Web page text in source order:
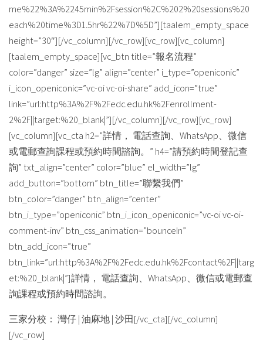
me%22%3A%2245min%2Fsession%2C%202%20sessions%20
each%20time%3D1.5hr%22%7D%5D”][taalem_empty_space
height=”30″][/vc_column][/vc_row][vc_row][vc_column]
[taalem_empty_space][vc_btn title=”報名流程”
color=”danger” size=”lg” align=”center” i_type=”openiconic”
i_icon_openiconic=”vc-oi vc-oi-share” add_icon=”true”
link=”url:http%3A%2F%2Fedc.edu.hk%2Fenrollment-
2%2F||target:%20_blank|”][/vc_column][/vc_row][vc_row]
[vc_column][vc_cta h2=”詳情， 電話查詢、WhatsApp、微信
或電郵查詢課程或預約時間諮詢。” h4=”請預約時間登記查
詢” txt_align=”center” color=”blue” el_width=”lg”
add_button=”bottom” btn_title=”聯繫我們”
btn_color=”danger” btn_align=”center”
btn_i_type=”openiconic” btn_i_icon_openiconic=”vc-oi vc-oi-
comment-inv” btn_css_animation=”bounceIn”
btn_add_icon=”true”
btn_link=”url:http%3A%2F%2Fedc.edu.hk%2Fcontact%2F||targ
et:%20_blank|”]詳情， 電話查詢、WhatsApp、微信或電郵查
詢課程或預約時間諮詢。
三家分校： 灣仔 | 油麻地 | 沙田[/vc_cta][/vc_column]
[/vc_row]